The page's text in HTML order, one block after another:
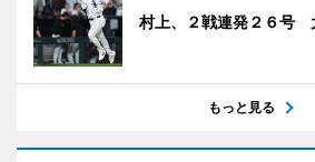
村上、２戦連発２６号
もっと見る